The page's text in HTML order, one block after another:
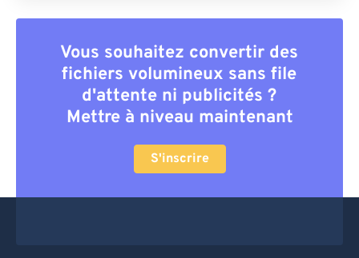
Vous souhaitez convertir des
fichiers volumineux sans file
d'attente ni publicités ?
Mettre à niveau maintenant
S'inscrire